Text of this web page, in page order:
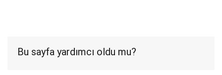
Bu sayfa yardımcı oldu mu?